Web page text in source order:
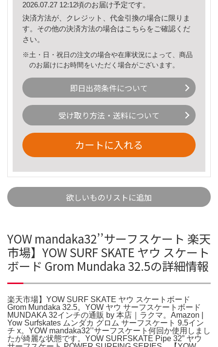
2026.07.27 12:12頃のお届け予定です。
決済方法が、クレジット、代金引換の場合に限りま
す。その他の決済方法の場合はこちら をご確認くだ
さい。
※土・日・祝日の注文の場合や在庫状況によって、商品
のお届けにお時間をいただく場合がございます。
即日出荷条件について
受け取り方法・送料について
カートに入れる
欲しいものリストに追加
YOW mandaka32’’サーフスケート 楽天
市場】YOW SURF SKATE ヤウ スケート
ボード Grom Mundaka 32.5の詳細情報
楽天市場】YOW SURF SKATE ヤウ スケートボード
Grom Mundaka 32.5。YOW ヤウ サーフスケートボード
MUNDAKA 32インチの通販 by 本店｜ラクマ。Amazon |
Yow Surfskates ムンダカ グロム サーフスケート 9.5イン
チ x。YOW mandaka32’’サーフスケート何回か使用しまし
たが綺麗な状態です。YOW SURFSKATE Pipe 32” ヤウ